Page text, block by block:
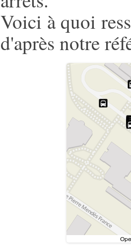
Voici à quoi
d'après notre